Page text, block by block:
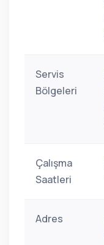
Servis
Bölgeleri
Çalışma
Saatleri
Adres